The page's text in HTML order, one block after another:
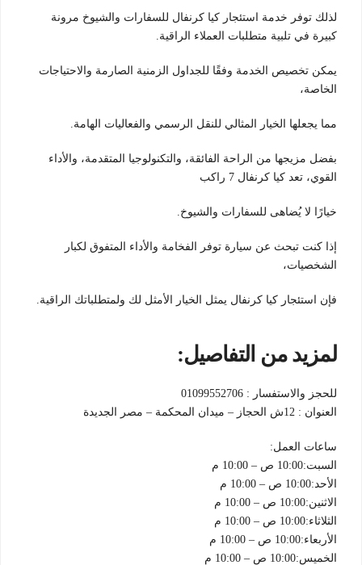
لذلك توفر خدمة استئجار كيا كرنفال للسفارات والشيوخ مرونة
كبيرة في تلبية متطلبات العملاء الراقية.
يمكن تخصيص الخدمة وفقًا للجداول الزمنية الصارمة والاحتياجات
الخاصة،
مما يجعلها الخيار المثالي للنقل الرسمي والفعاليات الهامة.
بفضل مزيجها من الراحة الفائقة، والتكنولوجيا المتقدمة، والأداء
القوي، تعد كيا كرنفال 7 راكب
خيارًا لا يُضاهى للسفارات والشيوخ.
إذا كنت تبحث عن سيارة توفر الفخامة والأداء المتفوق لكبار
الشخصيات،
فإن استئجار كيا كرنفال يمثل الخيار الأمثل لك ولمتطلباتك الراقية.
لمزيد من التفاصيل:
للحجز والاستفسار : 01099552706
العنوان : 12ش الحجاز – ميدان المحكمة – مصر الجديدة
ساعات العمل:
السبت:10:00 ص – 10:00 م
الأحد:10:00 ص – 10:00 م
الاثنين:10:00 ص – 10:00 م
الثلاثاء:10:00 ص – 10:00 م
الأربعاء:10:00 ص – 10:00 م
الخميس:10:00 ص – 10:00 م